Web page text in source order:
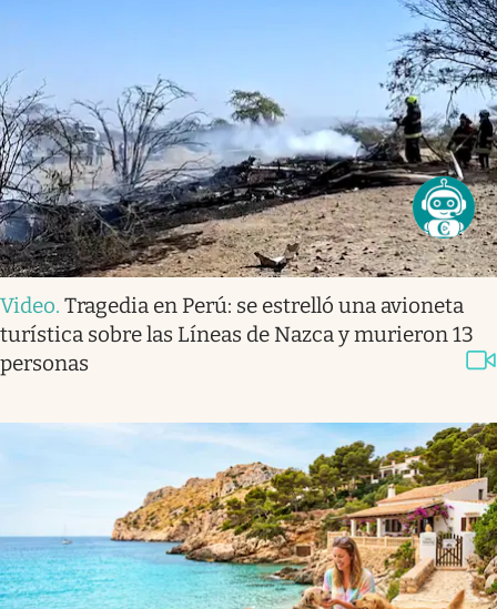
Video. Tragedia en Perú: se estrelló una avioneta
turística sobre las Líneas de Nazca y murieron 13
personas